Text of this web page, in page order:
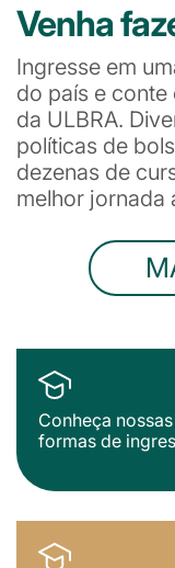
Venha
Ingresse em
do país e
da ULBRA.
políticas de
dezenas de
melhor jornada
Conheça nossas
formas de